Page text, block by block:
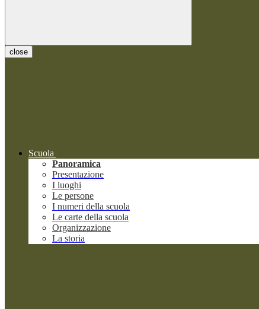
close
Scuola
Panoramica
Presentazione
I luoghi
Le persone
I numeri della scuola
Le carte della scuola
Organizzazione
La storia